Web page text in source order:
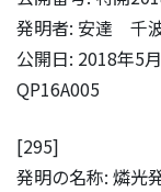
発明者: 安達 千
公開日: 2018年5
QP16A005
[295]
発明の名称: 燐光